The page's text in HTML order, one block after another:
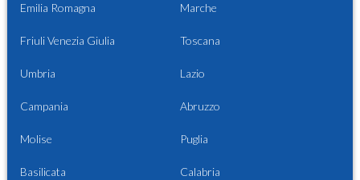
Emilia Romagna Marche
Friuli Venezia Giulia Toscana
Umbria Lazio
Campania Abruzzo
Molise Puglia
Basilicata Calabria